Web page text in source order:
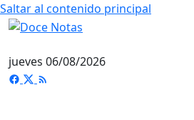
Saltar al contenido principal
jueves 06/08/2026